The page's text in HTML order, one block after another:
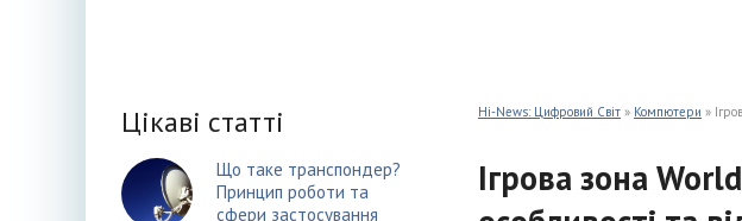
Hi-News: Цифровий Світ » Компютери »
Ігрова зона
Цікаві статті
Що таке транспондер?
Принцип роботи та
сфери застосування